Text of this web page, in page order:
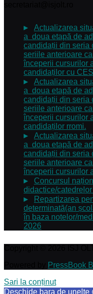
Actualizarea
a doua etapă de
candidații din seria
seriile anterioare
începerii cursurilor
candidaților cu
Actualizarea
a doua etapă de
candidații din seria
seriile anterioare
începerii cursurilor
candidaților rromi.
Actualizarea
a doua etapă de
candidații din seria
seriile anterioare
începerii cursurilor
Concursul
didactice/
Repartizarea
determinată(an
în baza notelor/
2026
PressBook
Sari la conținut
Deschide bara de unelte